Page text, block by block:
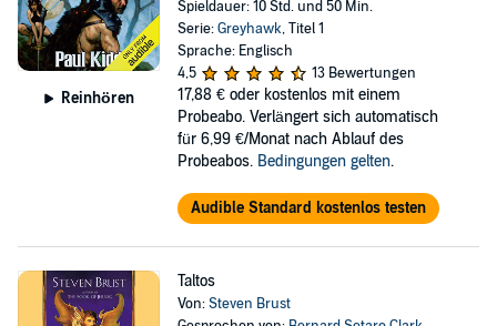
Reinhören
Spieldauer: 10 Std. und 50 Min.
Serie:Greyhawk, Titel 1
Sprache: Englisch
4,5
13 Bewertungen
17,88 € oder kostenlos mit einem
Probeabo. Verlängert sich automatisch
für 6,99 €/Monat nach Ablauf des
Probeabos. Bedingungen gelten.
Audible Standard kostenlos testen
Taltos
Von:Steven Brust